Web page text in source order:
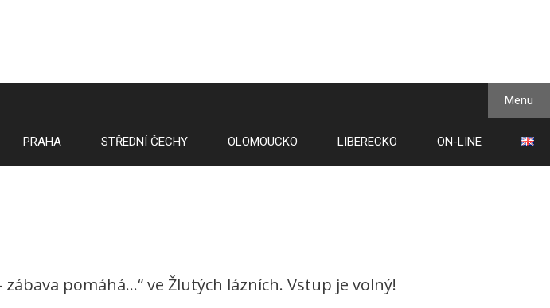
Menu
PRAHA STŘEDNÍ ČECHY OLOMOUCKO LIBERECKO ON-LINE
pomáhá…“ ve Žlutých lázních. Vstup je volný!